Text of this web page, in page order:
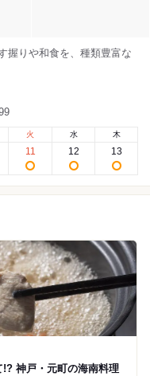
握りや和食を、種類豊富な
火
11
水
12
木
13
神戸・元町の海南料理